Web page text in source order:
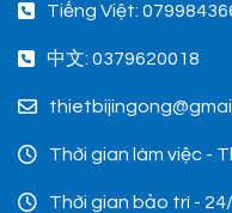
Tiếng Việt:
中文: 0379620018
Thời gian làm việc -
Thời gian bảo trì -